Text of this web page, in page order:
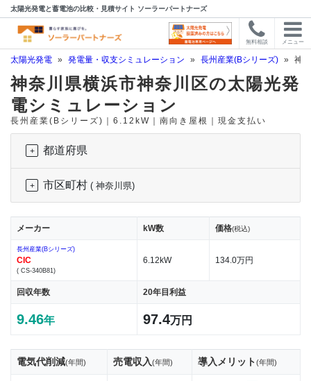
太陽光発電と蓄電池の比較・見積サイト ソーラーパートナーズ
無料相談 メニュー
太陽光発電 » 発電量・収支シミュレーション » 長州産業(Bシリーズ) » 神
神奈川県横浜市神奈川区の太陽光発
電シミュレーション
長州産業(Bシリーズ)｜6.12kW｜南向き屋根｜現金支払い
都道府県
市区町村 ( 神奈川県)
メーカー kW数 価格(税込)
長州産業(Bシリーズ)
CIC
( CS-340B81)
6.12kW 134.0万円
回収年数 20年目利益
9.46年 97.4万円
電気代削減(年間) 売電収入(年間) 導入メリット(年間)